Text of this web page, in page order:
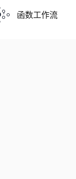
函数工作流